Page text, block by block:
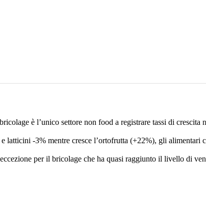
è l’unico settore non food a registrare tassi di crescita
latticini -3% mentre cresce l’ortofrutta (+22%), gli alimentari
per il bricolage che ha quasi raggiunto il livello di